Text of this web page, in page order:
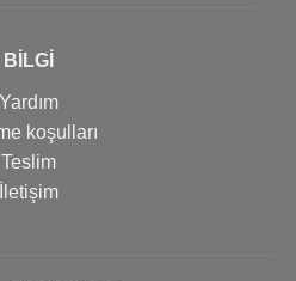
BİLGİ
Yardım
koşulları
Teslim
İletişim